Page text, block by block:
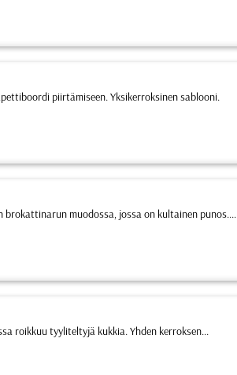
piirtämiseen. Yksikerroksinen sablooni.
muodossa, jossa on kultainen punos....
roikkuu tyyliteltyjä kukkia. Yhden kerroksen...